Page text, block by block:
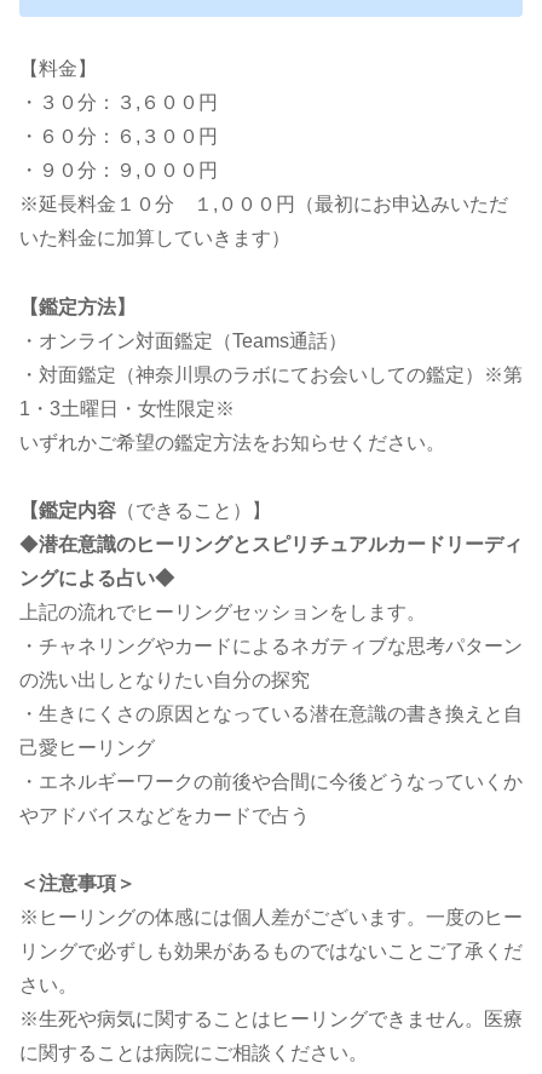
【料金】
・３０分：３,６００円
・６０分：６,３００円
・９０分：９,０００円
※延長料金１０分 １,０００円（最初にお申込みいただ
いた料金に加算していきます）
【鑑定方法】
・オンライン対面鑑定（Teams通話）
・対面鑑定（神奈川県のラボにてお会いしての鑑定）※第
1・3土曜日・女性限定※
いずれかご希望の鑑定方法をお知らせください。
【鑑定内容 （できること）】
◆潜在意識のヒーリングとスピリチュアルカードリーディ
ングによる占い◆
上記の流れでヒーリングセッションをします。
・チャネリングやカードによるネガティブな思考パターン
の洗い出しとなりたい自分の探究
・生きにくさの原因となっている潜在意識の書き換えと自
己愛ヒーリング
・エネルギーワークの前後や合間に今後どうなっていくか
やアドバイスなどをカードで占う
＜注意事項＞
※ヒーリングの体感には個人差がございます。一度のヒー
リングで必ずしも効果があるものではないことご了承くだ
さい。
※生死や病気に関することはヒーリングできません。医療
に関することは病院にご相談ください。